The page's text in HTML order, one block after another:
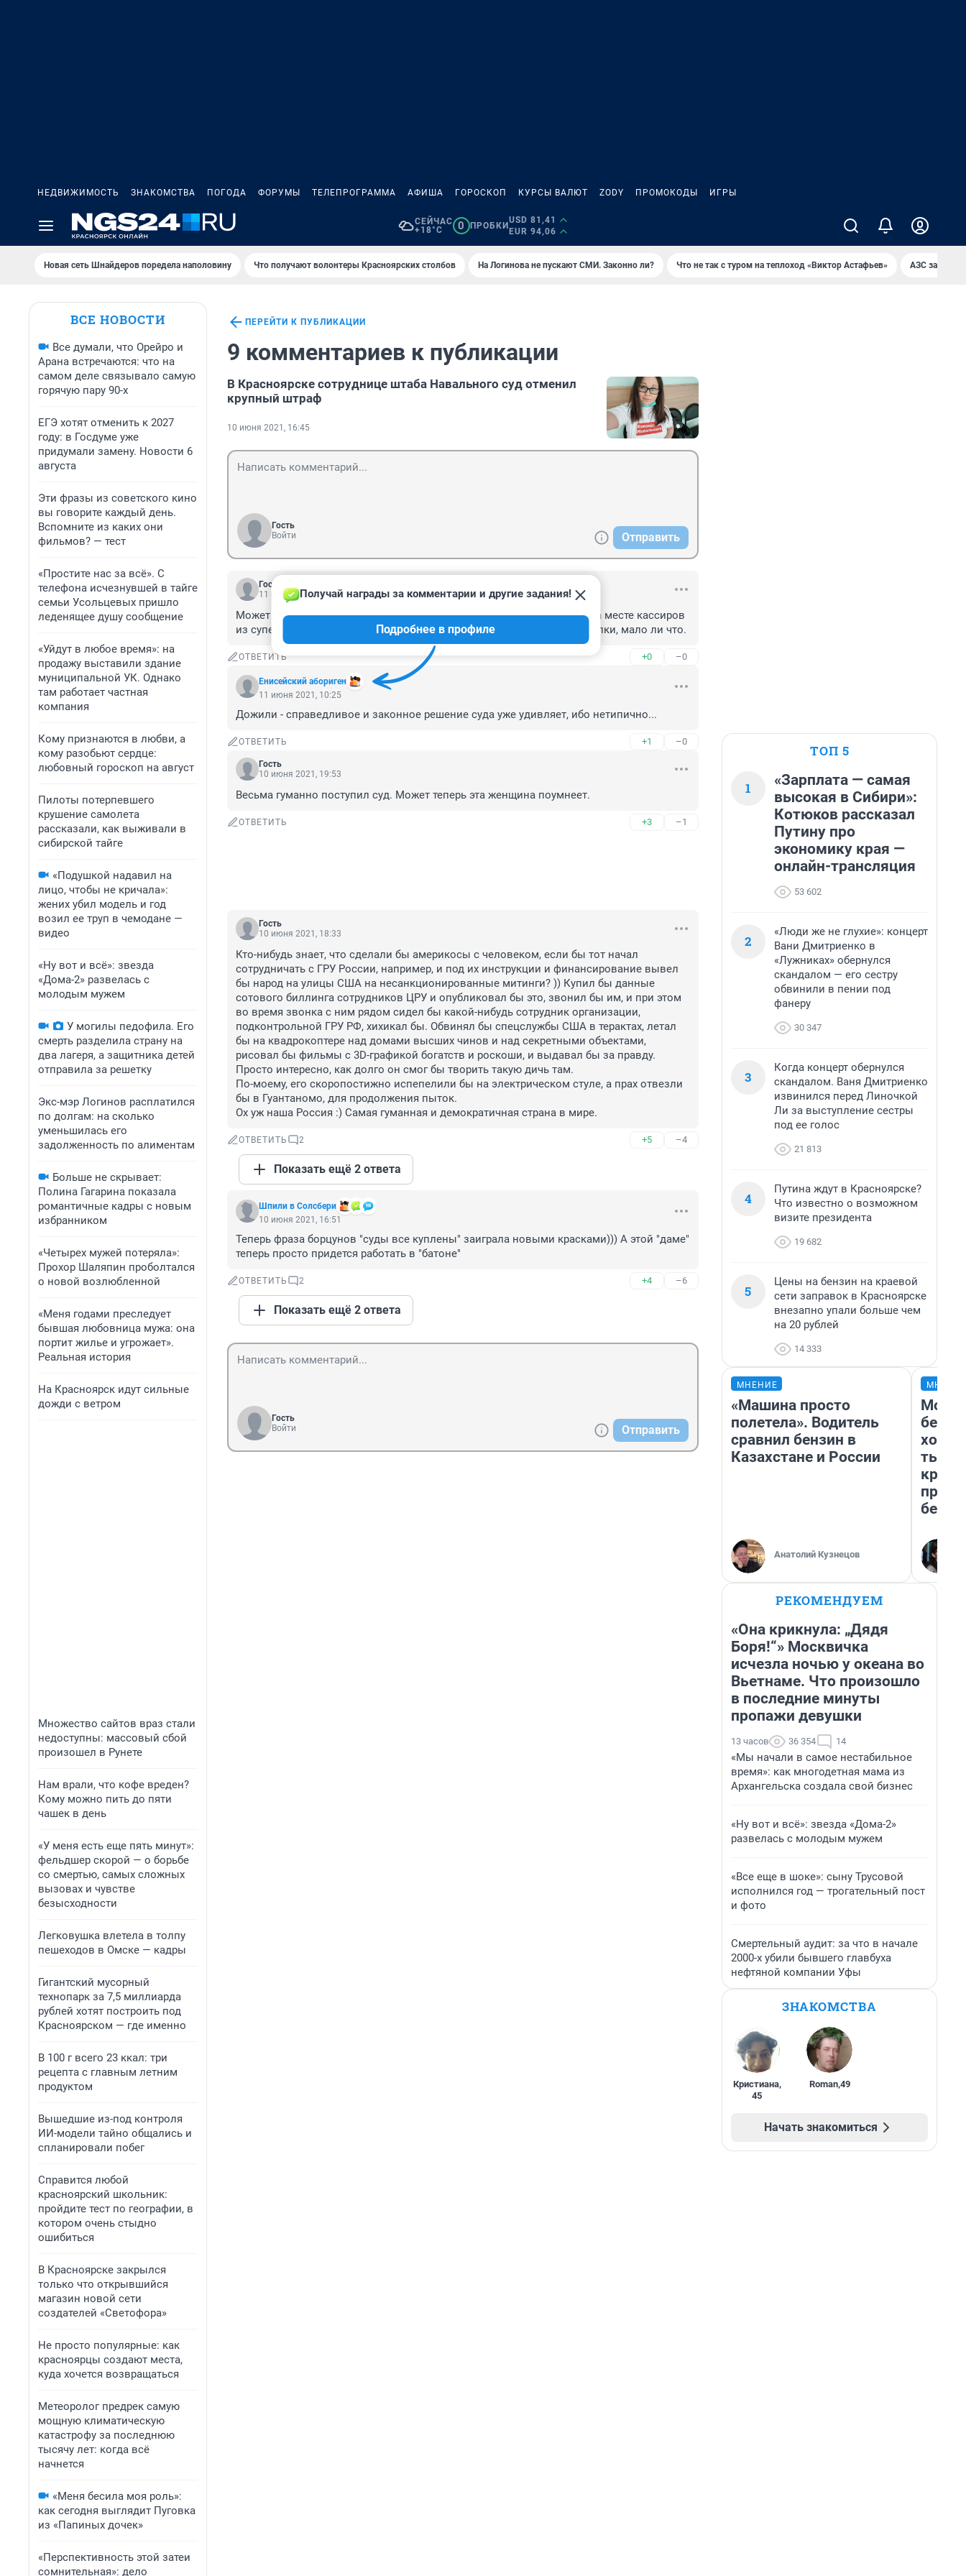
НЕДВИЖИМОСТЬ ЗНАКОМСТВА ПОГОДА ФОРУМЫ ТЕЛЕПРОГРАММА АФИША ГОРОСКОП КУРСЫ ВАЛЮТ ZODY ПРОМОКОДЫ ИГРЫ
СЕЙЧАС
+18°C
0 ПРОБКИ
USD 81,41
EUR 94,06
Новая сеть Шнайдеров поредела наполовину Что получают волонтеры Красноярских столбов На Логинова не пускают СМИ. Законно ли? Что не так с туром на теплоход «Виктор Астафьев» AЗС
ВСЕ НОВОСТИ
Все думали, что Орейро и
Арана встречаются: что на
самом деле связывало самую
горячую пару 90-х
ЕГЭ хотят отменить к 2027
году: в Госдуме уже
придумали замену. Новости 6
августа
Эти фразы из советского кино
вы говорите каждый день.
Вспомните из каких они
фильмов? — тест
«Простите нас за всё». С
телефона исчезнувшей в тайге
семьи Усольцевых пришло
леденящее душу сообщение
«Уйдут в любое время»: на
продажу выставили здание
муниципальной УК. Однако
там работает частная
компания
Кому признаются в любви, а
кому разобьют сердце:
любовный гороскоп на август
Пилоты потерпевшего
крушение самолета
рассказали, как выживали в
сибирской тайге
«Подушкой надавил на
лицо, чтобы не кричала»:
жених убил модель и год
возил ее труп в чемодане —
видео
«Ну вот и всё»: звезда
«Дома-2» развелась с
молодым мужем
У могилы педофила. Его
смерть разделила страну на
два лагеря, а защитника детей
отправила за решетку
Экс-мэр Логинов расплатился
по долгам: на сколько
уменьшилась его
задолженность по алиментам
Больше не скрывает:
Полина Гагарина показала
романтичные кадры с новым
избранником
«Четырех мужей потеряла»:
Прохор Шаляпин проболтался
о новой возлюбленной
«Меня годами преследует
бывшая любовница мужа: она
портит жилье и угрожает».
Реальная история
На Красноярск идут сильные
дожди с ветром
Множество сайтов враз стали
недоступны: массовый сбой
произошел в Рунете
Нам врали, что кофе вреден?
Кому можно пить до пяти
чашек в день
«У меня есть еще пять минут»:
фельдшер скорой — о борьбе
со смертью, самых сложных
вызовах и чувстве
безысходности
Легковушка влетела в толпу
пешеходов в Омске — кадры
Гигантский мусорный
технопарк за 7,5 миллиарда
рублей хотят построить под
Красноярском — где именно
В 100 г всего 23 ккал: три
рецепта с главным летним
продуктом
Вышедшие из-под контроля
ИИ-модели тайно общались и
спланировали побег
Справится любой
красноярский школьник:
пройдите тест по географии, в
котором очень стыдно
ошибиться
В Красноярске закрылся
только что открывшийся
магазин новой сети
создателей «Светофора»
Не просто популярные: как
красноярцы создают места,
куда хочется возвращаться
Метеоролог предрек самую
мощную климатическую
катастрофу за последнюю
тысячу лет: когда всё
начнется
«Меня бесила моя роль»:
как сегодня выглядит Пуговка
из «Папиных дочек»
«Перспективность этой затеи
сомнительная»: дело
ПЕРЕЙТИ К ПУБЛИКАЦИИ
9 комментариев к публикации
В Красноярске сотруднице штаба Навального суд отменил
крупный штраф
10 июня 2021, 16:45
Гость
Войти
Отправить
Гость
11 июня 2021, 12:51
Может зассали? Взял штраф-получил деньги от экстремистов. Я бы на месте кассиров
из супермаркетов у этой женщины-экстремиста денег не брал за покупки, мало ли что.
ОТВЕТИТЬ +0 –0
Енисейский абориген
Получай награды за комментарии и другие задания!
Подробнее в профиле
11 июня 2021, 10:25
Дожили - справедливое и законное решение суда уже удивляет, ибо нетипично...
ОТВЕТИТЬ +1 –0
Гость
10 июня 2021, 19:53
Весьма гуманно поступил суд. Может теперь эта женщина поумнеет.
ОТВЕТИТЬ +3 –1
Гость
10 июня 2021, 18:33
Кто-нибудь знает, что сделали бы америкосы с человеком, если бы тот начал
сотрудничать с ГРУ России, например, и под их инструкции и финансирование вывел
бы народ на улицы США на несанкционированные митинги? )) Купил бы данные
сотового биллинга сотрудников ЦРУ и опубликовал бы это, звонил бы им, и при этом
во время звонка с ним рядом сидел бы какой-нибудь сотрудник организации,
подконтрольной ГРУ РФ, хихикал бы. Обвинял бы спецслужбы США в терактах, летал
бы на квадрокоптере над домами высших чинов и над секретными объектами,
рисовал бы фильмы с 3D-графикой богатств и роскоши, и выдавал бы за правду.
Просто интересно, как долго он смог бы творить такую дичь там.
По-моему, его скоропостижно испепелили бы на электрическом стуле, а прах отвезли
бы в Гуантаномо, для продолжения пыток.
Ох уж наша Россия :) Самая гуманная и демократичная страна в мире.
ОТВЕТИТЬ 2 +5 –4
Показать ещё 2 ответа
Шпили в Солсбери
10 июня 2021, 16:51
Теперь фраза борцунов "суды все куплены" заиграла новыми красками))) А этой "даме"
теперь просто придется работать в "батоне"
ОТВЕТИТЬ 2 +4 –6
Показать ещё 2 ответа
Гость
Войти
Отправить
ТОП 5
1
«Зарплата — самая
высокая в Сибири»:
Котюков рассказал
Путину про
экономику края —
онлайн-трансляция
53 602
2
«Люди же не глухие»: концерт
Вани Дмитриенко в
«Лужниках» обернулся
скандалом — его сестру
обвинили в пении под
фанеру
30 347
3
Когда концерт обернулся
скандалом. Ваня Дмитриенко
извинился перед Линочкой
Ли за выступление сестры
под ее голос
21 813
4
Путина ждут в Красноярске?
Что известно о возможном
визите президента
19 682
5
Цены на бензин на краевой
сети заправок в Красноярске
внезапно упали больше чем
на 20 рублей
14 333
МНЕНИЕ
«Машина просто
полетела». Водитель
сравнил бензин в
Казахстане и России
Анатолий Кузнецов
Мой
РЕКОМЕНДУЕМ
«Она крикнула: „Дядя
Боря!“» Москвичка
исчезла ночью у океана во
Вьетнаме. Что произошло
в последние минуты
пропажи девушки
13 часов 36 354 14
«Мы начали в самое нестабильное
время»: как многодетная мама из
Архангельска создала свой бизнес
«Ну вот и всё»: звезда «Дома-2»
развелась с молодым мужем
«Все еще в шоке»: сыну Трусовой
исполнился год — трогательный пост
и фото
Смертельный аудит: за что в начале
2000-х убили бывшего главбуха
нефтяной компании Уфы
ЗНАКОМСТВА
Кристиана,
45
Roman,49
Начать знакомиться